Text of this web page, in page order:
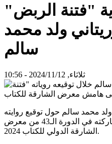
"فتنة الربض"
ولد محمد
سالم
ثلاثاء, 2024/11/12 - 10:56
محمد سالم حول توقيع روايته
الجديدة "فتنة الربض" خلال مشاركته في الدورة الـ43 من معرض
الشارقة الدولي للكتاب 2024.